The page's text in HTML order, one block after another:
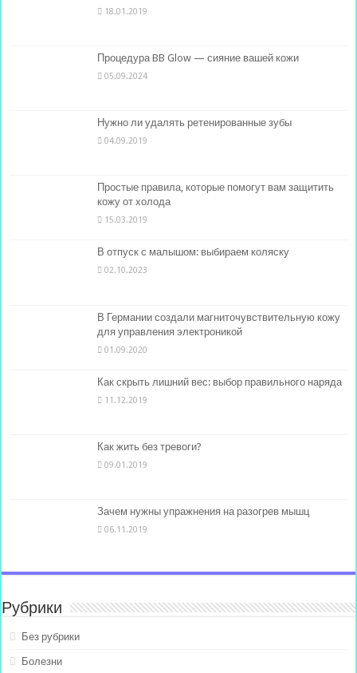
18.01.2019
Процедура BB Glow — сияние вашей кожи
05.09.2024
Нужно ли удалять ретенированные зубы
04.09.2019
Простые правила, которые помогут вам защитить
кожу от холода
15.03.2019
В отпуск с малышом: выбираем коляску
02.10.2023
В Германии создали магниточувствительную кожу
для управления электроникой
01.09.2020
Как скрыть лишний вес: выбор правильного наряда
11.12.2019
Как жить без тревоги?
09.01.2019
Зачем нужны упражнения на разогрев мышц
06.11.2019
Рубрики
Без рубрики
Болезни